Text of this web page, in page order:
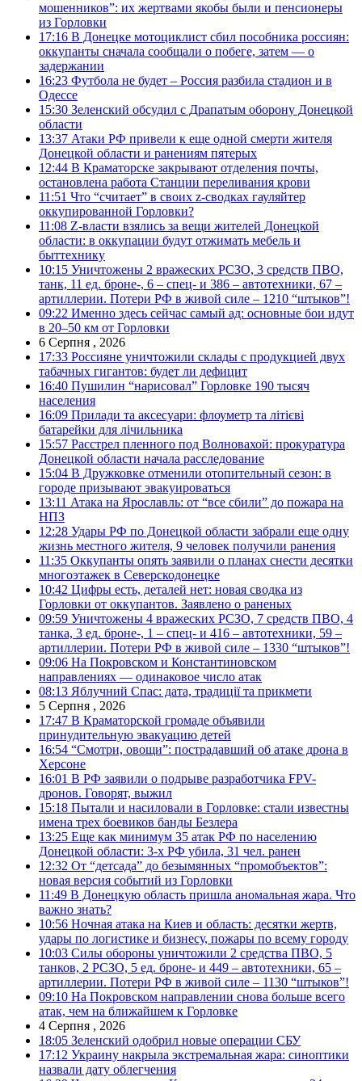
мошенников”: их жертвами якобы были и пенсионеры
из Горловки
17:16 В Донецке мотоциклист сбил пособника россиян:
оккупанты сначала сообщали о побеге, затем — о
задержании
16:23 Футбола не будет – Россия разбила стадион и в
Одессе
15:30 Зеленский обсудил с Драпатым оборону Донецкой
области
13:37 Атаки РФ привели к еще одной смерти жителя
Донецкой области и ранениям пятерых
12:44 В Краматорске закрывают отделения почты,
остановлена работа Станции переливания крови
11:51 Что “считает” в своих z-сводках гауляйтер
оккупированной Горловки?
11:08 Z-власти взялись за вещи жителей Донецкой
области: в оккупации будут отжимать мебель и
быттехнику
10:15 Уничтожены 2 вражеских РСЗО, 3 средств ПВО,
танк, 11 ед. броне-, 6 – спец- и 386 – автотехники, 67 –
артиллерии. Потери РФ в живой силе – 1210 “штыков”!
09:22 Именно здесь сейчас самый ад: основные бои идут
в 20–50 км от Горловки
6 Серпня , 2026
17:33 Россияне уничтожили склады с продукцией двух
табачных гигантов: будет ли дефицит
16:40 Пушилин “нарисовал” Горловке 190 тысяч
населения
16:09 Прилади та аксесуари: флоуметр та літієві
батарейки для лічильника
15:57 Расстрел пленного под Волновахой: прокуратура
Донецкой области начала расследование
15:04 В Дружковке отменили отопительный сезон: в
городе призывают эвакуироваться
13:11 Атака на Ярославль: от “все сбили” до пожара на
НПЗ
12:28 Удары РФ по Донецкой области забрали еще одну
жизнь местного жителя, 9 человек получили ранения
11:35 Оккупанты опять заявили о планах снести десятки
многоэтажек в Северскодонецке
10:42 Цифры есть, деталей нет: новая сводка из
Горловки от оккупантов. Заявлено о раненых
09:59 Уничтожены 4 вражеских РСЗО, 7 средств ПВО, 4
танка, 3 ед. броне-, 1 – спец- и 416 – автотехники, 59 –
артиллерии. Потери РФ в живой силе – 1330 “штыков”!
09:06 На Покровском и Константиновском
направлениях — одинаковое число атак
08:13 Яблучний Спас: дата, традиції та прикмети
5 Серпня , 2026
17:47 В Краматорской громаде объявили
принудительную эвакуацию детей
16:54 “Смотри, овощи”: пострадавший об атаке дрона в
Херсоне
16:01 В РФ заявили о подрыве разработчика FPV-
дронов. Говорят, выжил
15:18 Пытали и насиловали в Горловке: стали известны
имена трех боевиков банды Безлера
13:25 Еще как минимум 35 атак РФ по населению
Донецкой области: 3-х РФ убила, 31 чел. ранен
12:32 От “детсада” до безымянных “промобъектов”:
новая версия событий из Горловки
11:49 В Донецкую область пришла аномальная жара. Что
важно знать?
10:56 Ночная атака на Киев и область: десятки жертв,
удары по логистике и бизнесу, пожары по всему городу
10:03 Силы обороны уничтожили 2 средства ПВО, 5
танков, 2 РСЗО, 5 ед. броне- и 449 – автотехники, 65 –
артиллерии. Потери РФ в живой силе – 1130 “штыков”!
09:10 На Покровском направлении снова больше всего
атак, чем на ближайшем к Горловке
4 Серпня , 2026
18:05 Зеленский одобрил новые операции СБУ
17:12 Украину накрыла экстремальная жара: синоптики
назвали дату облегчения